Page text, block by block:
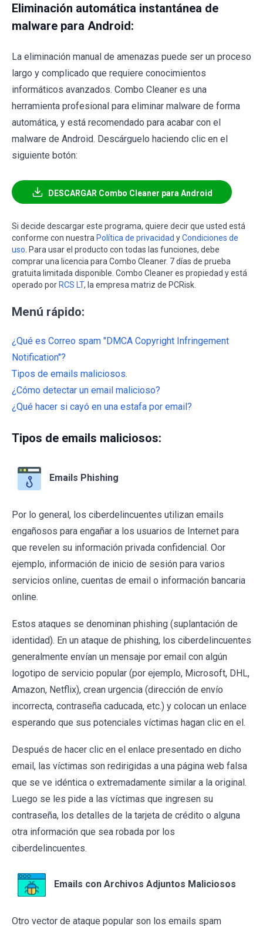
Eliminación automática instantánea de
malware para Android:
La eliminación manual de amenazas puede ser un proceso
largo y complicado que requiere conocimientos
informáticos avanzados. Combo Cleaner es una
herramienta profesional para eliminar malware de forma
automática, y está recomendado para acabar con el
malware de Android. Descárguelo haciendo clic en el
siguiente botón:
DESCARGAR Combo Cleaner para Android
Si decide descargar este programa, quiere decir que usted está
conforme con nuestra Política de privacidad yCondiciones de
uso . Para usar el producto con todas las funciones, debe
comprar una licencia para Combo Cleaner. 7 días de prueba
gratuita limitada disponible. Combo Cleaner es propiedad y está
operado por RCS LT, la empresa matriz de PCRisk.
Menú rápido:
¿Qué es Correo spam "DMCA Copyright Infringement
Notification"?
Tipos de emails maliciosos.
¿Cómo detectar un email malicioso?
¿Qué hacer si cayó en una estafa por email?
Tipos de emails maliciosos:
Emails Phishing
Por lo general, los ciberdelincuentes utilizan emails
engañosos para engañar a los usuarios de Internet para
que revelen su información privada confidencial. Oor
ejemplo, información de inicio de sesión para varios
servicios online, cuentas de email o información bancaria
online.
Estos ataques se denominan phishing (suplantación de
identidad). En un ataque de phishing, los ciberdelincuentes
generalmente envían un mensaje por email con algún
logotipo de servicio popular (por ejemplo, Microsoft, DHL,
Amazon, Netflix), crean urgencia (dirección de envío
incorrecta, contraseña caducada, etc.) y colocan un enlace
esperando que sus potenciales víctimas hagan clic en el.
Después de hacer clic en el enlace presentado en dicho
email, las víctimas son redirigidas a una página web falsa
que se ve idéntica o extremadamente similar a la original.
Luego se les pide a las víctimas que ingresen su
contraseña, los detalles de la tarjeta de crédito o alguna
otra información que sea robada por los
ciberdelincuentes.
Emails con Archivos Adjuntos Maliciosos
Otro vector de ataque popular son los emails spam